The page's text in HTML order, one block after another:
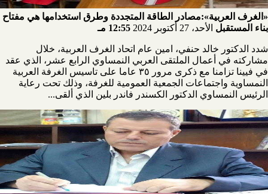
«الغرف العربية»:مصادر الطاقة المتجددة وطرق استخدامها هي مفتاح
بناء المستقبل الأحد، 27 أكتوبر 2024 12:55 مـ
شدد الدكتور خالد حنفي، امين عام اتحاد الغرف العربية، خلال
مشاركته في أعمال الملتقى العربي النمساوي الرابع عشر، الذي عقد
في فيينا تزامنا مع ذكرى مرور ٣٥ عاما على تاسيس الغرفة العربية
النمساوية واجتماعات الجمعية العمومية للغرفة، وذلك تحت رعاية
الرئيس النمساوي الدكتور الكسندر فاندر بلين الذي ألقى...